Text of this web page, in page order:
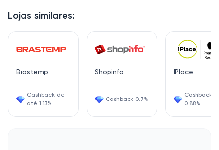
Lojas similares:
Brastemp
Cashback de
até 1.13%
Shopinfo
Cashback 0.7%
IPlace
Cashback
0.88%